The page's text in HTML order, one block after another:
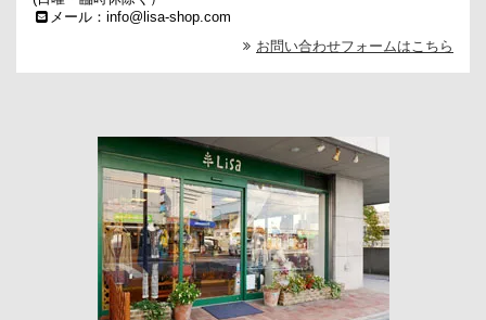
メール：info@lisa-shop.com
お問い合わせフォームはこちら